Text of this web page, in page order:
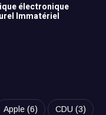
électronique
Immatériel
Apple (6) CDU (3)